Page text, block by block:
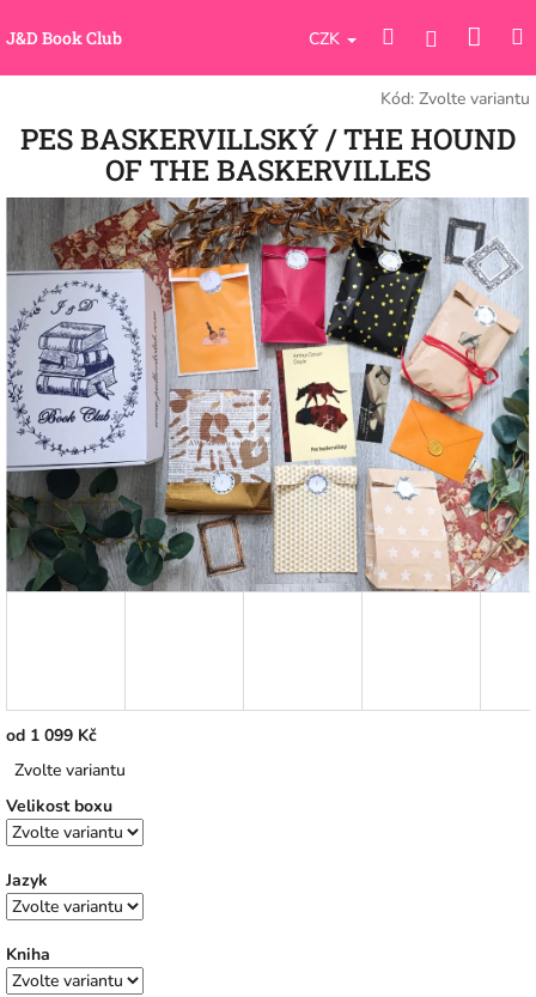
naJ&D Book Club CZK HledatPřihlášení
Kód: Zvolte variantu
PES BASKERVILLSKÝ / THE HOUND
OF THE BASKERVILLES
od 1 099 Kč
cena:
Zvolte variantu
Velikost boxu
Jazyk
Kniha